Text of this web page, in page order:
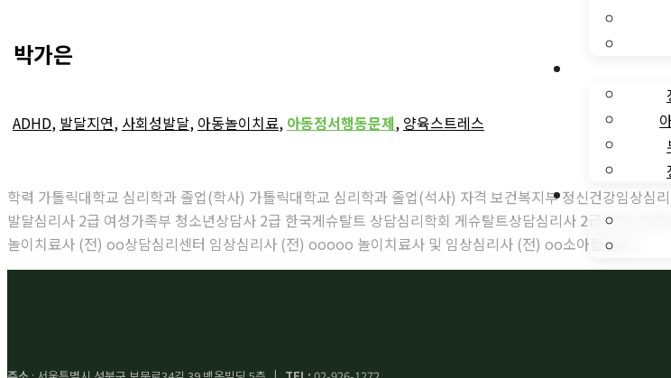
박가은
ADHD, 발달지연, 사회성발달, 아동놀이치료, 아동정서행동문제, 양육스트레스
학력 가톨릭대학교 심리학과 졸업(학사) 가톨릭대학교 심리학과 졸업(석사) 자격 보건복지부 정신건강임상심
발달심리사 2급 여성가족부 청소년상담사 2급 한국게슈탈트 상담심리학회 게슈탈트상담심리사 2급 ICDL
놀이치료사 (전) oo상담심리센터 임상심리사 (전) ooooo 놀이치료사 및 임상심리사 (전) oo소아정신과...